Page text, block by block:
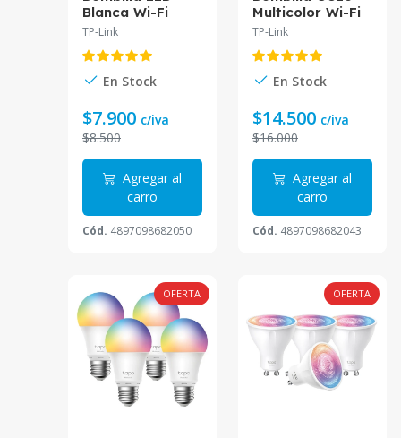
Blanca Wi-Fi
GU10 Tapo Tapo
TP-Link
En Stock
$7.900 c/iva
$8.500
Agregar al
carro
Cód. 4897098682050
Multicolor Wi-Fi
Tapo Tapo L630
TP-Link
En Stock
$14.500 c/iva
$16.000
Agregar al
carro
Cód. 4897098682043
OFERTA OFERTA